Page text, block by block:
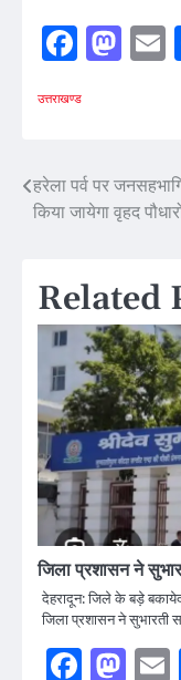
उत्तराखण्ड
Post
navigation
हरेला पर्व पर
किया जायेगा वृहद
Related
जिला प्रशासन ने
देहरादून: जिले के बड़े
जिला प्रशासन ने सुभारती